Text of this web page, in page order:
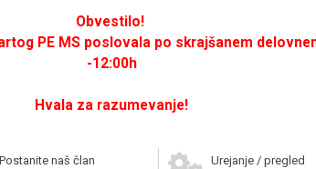
Obvestilo!
PE MS poslovala po skrajšanem
-12:00h
Hvala za razumevanje!
Postanite naš član Urejanje / pregled